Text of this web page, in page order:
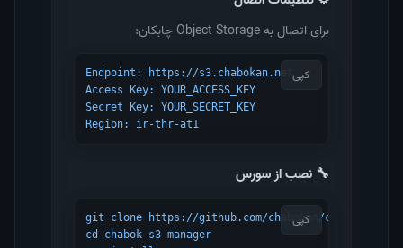
برای اتصال به Object Storage چابکان:
کپی Endpoint: https://s3.chabokan.net
Access Key: YOUR_ACCESS_KEY
Secret Key: YOUR_SECRET_KEY
Region: ir-thr-at1
🔧 نصب از سورس
کپی
git clone https://github.com/chabokan/chabok-s3-
cd chabok-s3-manager